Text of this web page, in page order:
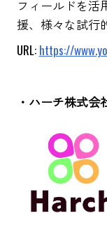
フィールドを活
援、様々な試行
URL: https://
・ハーチ株式会